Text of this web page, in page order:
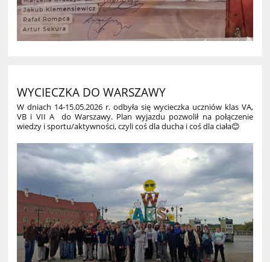
WYCIECZKA DO WARSZAWY
W dniach 14-15.05.2026 r. odbyła się wycieczka uczniów klas VA,
VB i VII A do Warszawy. Plan wyjazdu pozwolił na połączenie
wiedzy i sportu/aktywności, czyli coś dla ducha i coś dla ciała😊